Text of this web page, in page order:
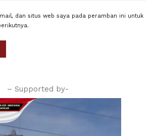
dan situs web saya pada peramban ini untuk
– Supported by-